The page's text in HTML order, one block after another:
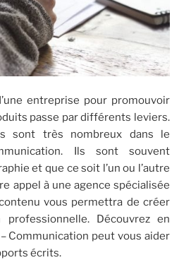
entreprise pour promouvoir
passe par différents leviers.
sont très nombreux dans le
Ils sont souvent
et que ce soit l’un ou l’autre
appel à une agence spécialisée
vous permettra de créer
professionnelle. Découvrez en
Communication peut vous aider
écrits.